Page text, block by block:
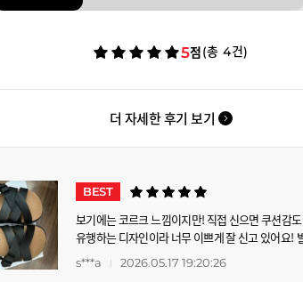
5점(총 4건)
더 자세한 후기 보기
BEST
보기에는 코르크 느낌이지만! 직접 신으면 쿠션감
유행하는 디자인이라 너무 이쁘게 잘 신고 있어요!
데 높이가 좀 높게 나온거 같아서 조절이 처음엔 한
요! 가격대비 모양, 편함 너무 좋습니다!
s***a 2026.05.17 19:20:26